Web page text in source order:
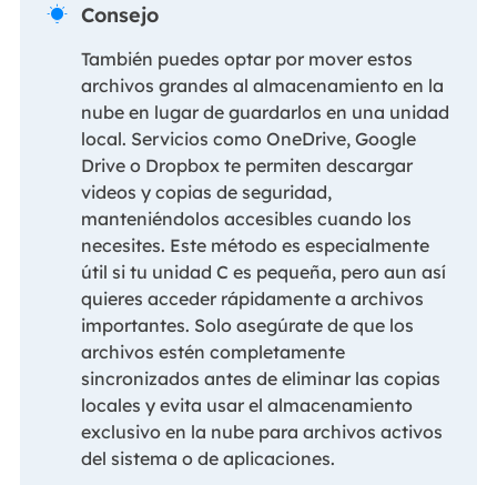
 Consejo
También puedes optar por mover estos
archivos grandes al almacenamiento en la
nube en lugar de guardarlos en una unidad
local. Servicios como OneDrive, Google
Drive o Dropbox te permiten descargar
videos y copias de seguridad,
manteniéndolos accesibles cuando los
necesites. Este método es especialmente
útil si tu unidad C es pequeña, pero aun así
quieres acceder rápidamente a archivos
importantes. Solo asegúrate de que los
archivos estén completamente
sincronizados antes de eliminar las copias
locales y evita usar el almacenamiento
exclusivo en la nube para archivos activos
del sistema o de aplicaciones.